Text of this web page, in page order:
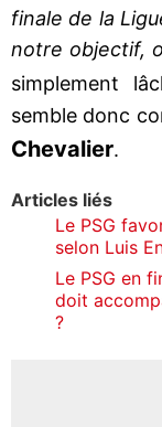
finale de la
notre objectif,
simplement
semble donc
Chevalier.
Articles liés
Le PSG
selon Luis
Le PSG en
doit
?